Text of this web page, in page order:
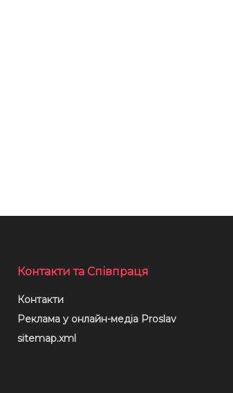
Контакти та Співпраця
Контакти
Реклама у онлайн-медіа Proslav
sitemap.xml